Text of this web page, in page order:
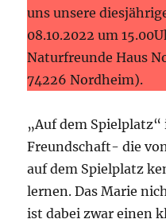
uns unsere
08.10.2022 um
Naturfreunde Haus
74226 Nordheim).
„Auf dem
Freundschaft- die
auf dem Spielplatz
lernen. Das Marie
ist dabei zwar einen